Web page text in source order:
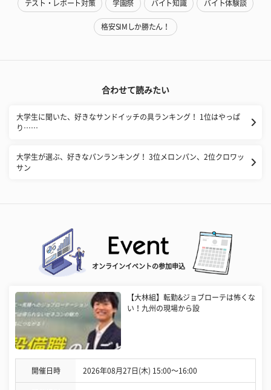
テスト・レポート対策 学園祭 バイト知識 バイト体験談
格安SIMしか勝たん！
合わせて読みたい
大学生に聞いた、好きなサンドイッチの具ランキング！ 1位はやっぱ
り……
大学生が選ぶ、好きなパンランキング！ 3位メロンパン、2位クロワッ
サン
オンラインイベントの参加申込
【大林組】転勤&ジョブローテは怖くな
い！九州の現場から設
開催日時 2026年08月27日(木) 15:00〜16:00